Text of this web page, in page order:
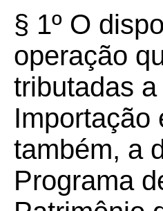
§ 1º O
operação
tributadas
Importação
também, a
Programa